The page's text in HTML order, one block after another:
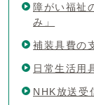
障がい福祉
み」
補装具費の
日常生活用
NHK放送受